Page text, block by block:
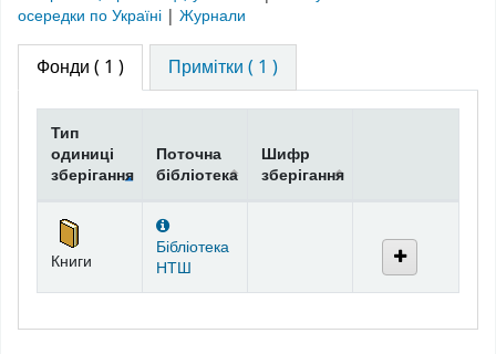
осередки по Україні | Журнали
Фонди ( 1 ) Примітки ( 1 )
Фонди
Тип
одиниці
зберігання
Поточна
бібліотека
Шифр
зберігання
Книги
Бібліотека
НТШ